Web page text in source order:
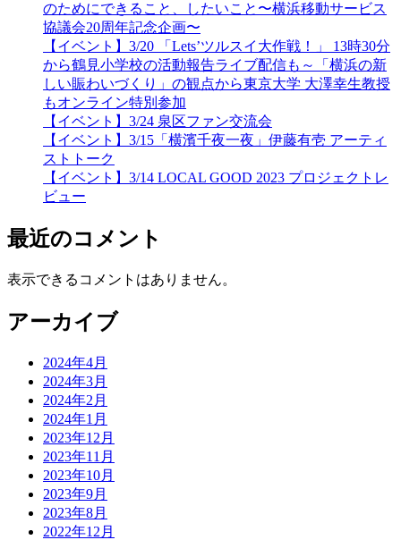
のためにできること、したいこと〜横浜移動サービス
協議会20周年記念企画〜
【イベント】3/20 「Lets’ツルスイ大作戦！」 13時30分
から鶴見小学校の活動報告ライブ配信も～「横浜の新
しい賑わいづくり」の観点から東京大学 大澤幸生教授
もオンライン特別参加
【イベント】3/24 泉区ファン交流会
【イベント】3/15「横濱千夜一夜」伊藤有壱 アーティ
ストトーク
【イベント】3/14 LOCAL GOOD 2023 プロジェクトレ
ビュー
最近のコメント
表示できるコメントはありません。
アーカイブ
2024年4月
2024年3月
2024年2月
2024年1月
2023年12月
2023年11月
2023年10月
2023年9月
2023年8月
2022年12月